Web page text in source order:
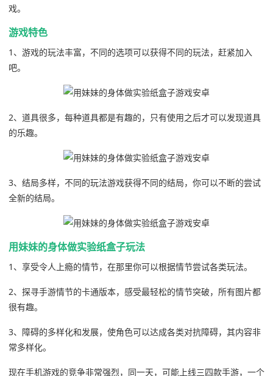
戏。
游戏特色
1、游戏的玩法丰富，不同的选项可以获得不同的玩法，赶紧加入
吧。
2、道具很多，每种道具都是有趣的，只有使用之后才可以发现道具
的乐趣。
3、结局多样，不同的玩法游戏获得不同的结局，你可以不断的尝试
全新的结局。
用妹妹的身体做实验纸盒子玩法
1、享受令人上瘾的情节，在那里你可以根据情节尝试各类玩法。
2、探寻手游情节的卡通版本，感受最轻松的情节突破，所有图片都
很有趣。
3、障碍的多样化和发展，使角色可以达成各类对抗障碍，其内容非
常多样化。
现在手机游戏的竞争非常强烈，同一天，可能上线三四款手游，一个